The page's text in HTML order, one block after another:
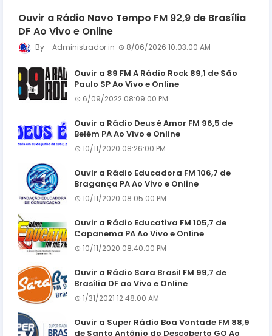
Ouvir a Rádio Novo Tempo FM 92,9 de Brasília
DF Ao Vivo e Online
Administrador 8/06/2026 10:03:00 AM
Ouvir a 89 FM A Rádio Rock 89,1 de São
Paulo SP Ao Vivo e Online
6/09/2022 08:09:00 PM
Ouvir a Rádio Deus é Amor FM 96,5 de
Belém PA Ao Vivo e Online
10/11/2020 08:26:00 PM
Ouvir a Rádio Educadora FM 106,7 de
Bragança PA Ao Vivo e Online
10/11/2020 08:05:00 PM
Ouvir a Rádio Educativa FM 105,7 de
Capanema PA Ao Vivo e Online
10/11/2020 08:40:00 PM
Ouvir a Rádio Sara Brasil FM 99,7 de
Brasília DF ao Vivo e Online
1/31/2021 12:48:00 AM
Ouvir a Super Rádio Boa Vontade FM 88,9
de Santo Antônio do Descoberto GO Ao